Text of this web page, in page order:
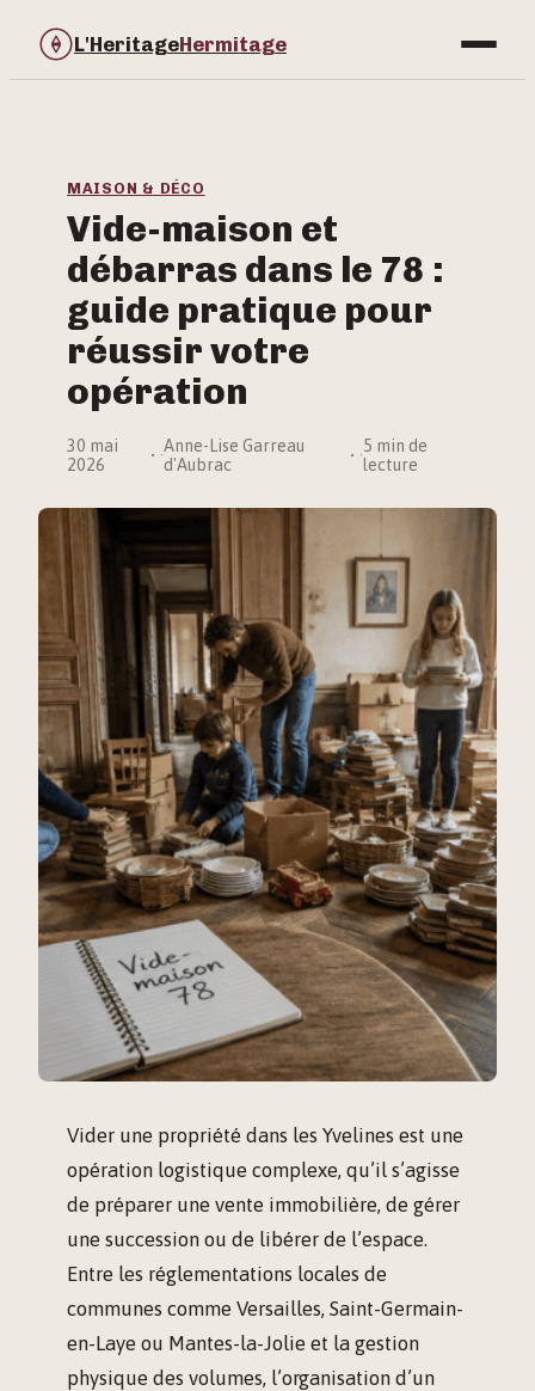
L'HeritageHermitage
Immobilier
Jardinage
Maison & Déco
MAISON & DÉCO
Vide-maison et
débarras dans le 78 :
guide pratique pour
réussir votre
opération
30 mai
2026
·Anne-Lise Garreau
d'Aubrac
·5 min de
lecture
Vider une propriété dans les Yvelines est une
opération logistique complexe, qu’il s’agisse
de préparer une vente immobilière, de gérer
une succession ou de libérer de l’espace.
Entre les réglementations locales de
communes comme Versailles, Saint-Germain-
en-Laye ou Mantes-la-Jolie et la gestion
physique des volumes, l’organisation d’un